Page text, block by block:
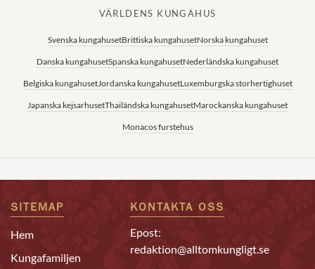
VÄRLDENS KUNGAHUS
Svenska kungahusetBrittiska kungahusetNorska kungahuset
Danska kungahusetSpanska kungahusetNederländska kungahuset
Belgiska kungahusetJordanska kungahusetLuxemburgska storhertighuset
Japanska kejsarhusetThailändska kungahusetMarockanska kungahuset
Monacos furstehus
SITEMAP
Hem
Kungafamiljen
KONTAKTA OSS
Epost:
redaktion@alltomkungligt.se